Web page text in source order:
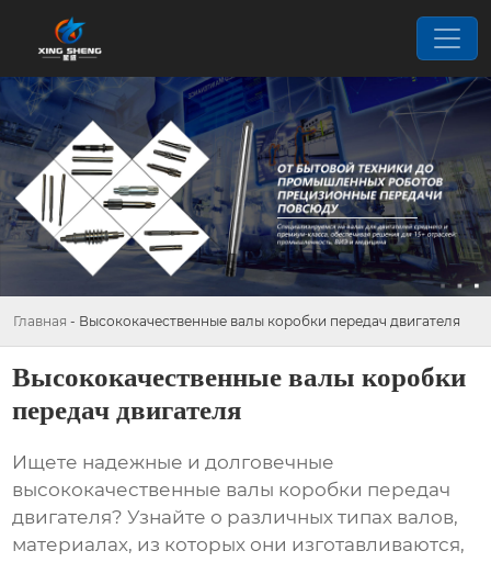
Главная - Высококачественные валы коробки передач двигателя
Высококачественные валы коробки
передач двигателя
Ищете надежные и долговечные
высококачественные валы коробки передач
двигателя? Узнайте о различных типах валов,
материалах, из которых они изготавливаются,